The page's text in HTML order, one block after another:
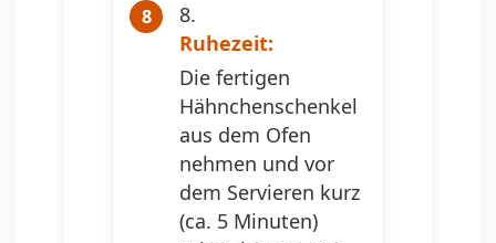
Ruhezeit:
Die fertigen
Hähnchenschenkel
aus dem Ofen
nehmen und vor
dem Servieren kurz
(ca. 5 Minuten)